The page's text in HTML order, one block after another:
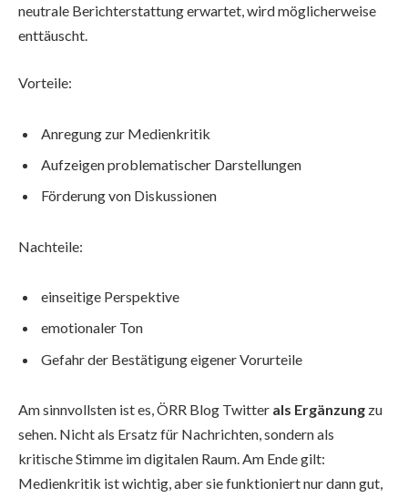
neutrale Berichterstattung erwartet, wird möglicherweise
enttäuscht.
Vorteile:
Anregung zur Medienkritik
Aufzeigen problematischer Darstellungen
Förderung von Diskussionen
Nachteile:
einseitige Perspektive
emotionaler Ton
Gefahr der Bestätigung eigener Vorurteile
Am sinnvollsten ist es, ÖRR Blog Twitter als Ergänzung zu
sehen. Nicht als Ersatz für Nachrichten, sondern als
kritische Stimme im digitalen Raum. Am Ende gilt:
Medienkritik ist wichtig, aber sie funktioniert nur dann gut,